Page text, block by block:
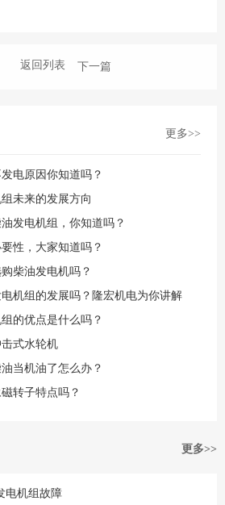
下一篇
返回列表
更多>>
电原因你知道吗？
未来的发展方向
发电机组，你知道吗？
性，大家知道吗？
柴油发电机吗？
机组的发展吗？隆宏机电为你讲解
的优点是什么吗？
式水轮机
当机油了怎么办？
转子特点吗？
更多>>
电机组故障